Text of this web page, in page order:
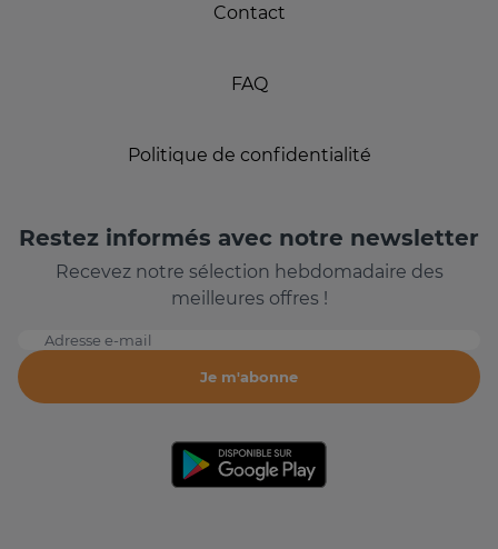
Contact
FAQ
Politique de confidentialité
Restez informés avec notre newsletter
Recevez notre sélection hebdomadaire des
meilleures offres !
Adresse e-mail
Je m'abonne